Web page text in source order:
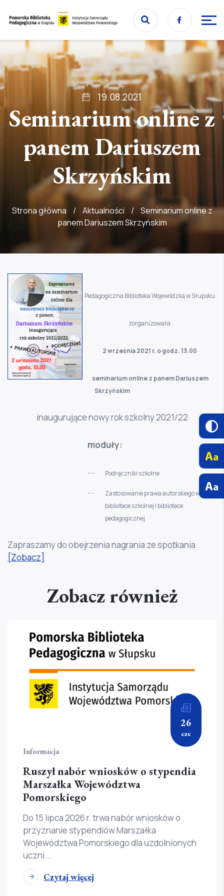
Przejdź
do
treści
Przejdź
do
strony
głównej
Facebook
19.08.2021
Seminarium online z
panem Dariuszem
Skrzyńskim
Strona główna / Aktualności / Seminarium online z
panem Dariuszem Skrzyńskim
Pedagogiczna Biblioteka Wojewódzka w Słupsku
zorganizowała
2 września 2021 r. o godz. 13.00
seminarium online z panem Dariuszem
Skrzyńskim
inaugurujące nowy rok szkolny 2021/22
moduły:
Podręczniki szkolne
Zastosowanie prawa autorskiego w
bibliotece szkolnej i bibliotece
pedagogicznej
Zapraszamy do obejrzenia nagrania ze spotkania
[Zobacz]
Zobacz również
26
cze
Informacja
Ruszył nabór wniosków o stypendia
Marszałka Województwa
Pomorskiego
Do 15 lipca 2026 r. trwa nabór wniosków o
przyznanie stypendiów Marszałka
Województwa Pomorskiego dla uzdolnionych
uczni...
Czytaj więcej